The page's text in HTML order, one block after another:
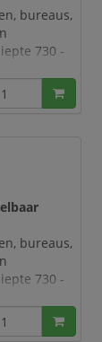
2
bureaus,
730 -
dB
met
2
bureaus,
730 -